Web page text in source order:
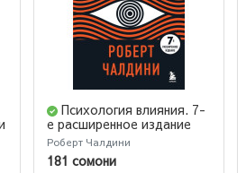
Психология влияния. 7-
е расширенное издание
Роберт Чалдини
181 сомони